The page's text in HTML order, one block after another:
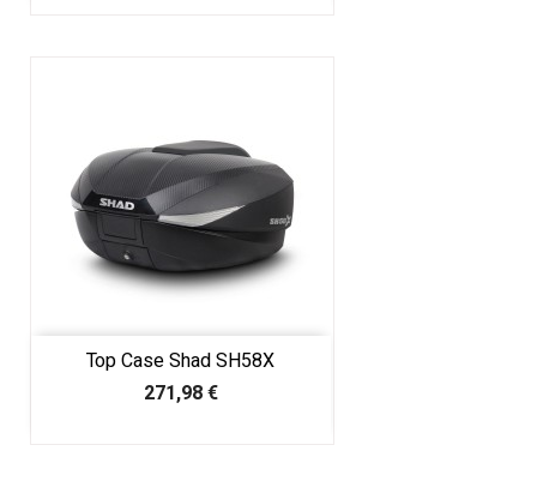
Top Case Shad SH58X
Prix
271,98 €